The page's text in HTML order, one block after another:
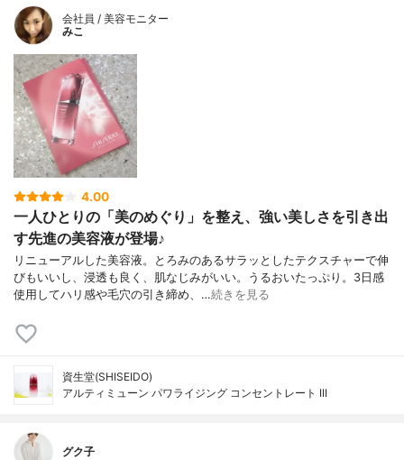
会社員 / 美容モニター
みこ
4.00
一人ひとりの「美のめぐり」を整え、強い美しさを引き出
す先進の美容液が登場♪
リニューアルした美容液。とろみのあるサラッとしたテクスチャーで伸
びもいいし、浸透も良く、肌なじみがいい。うるおいたっぷり。3日感
使用してハリ感や毛穴の引き締め、…続きを見る
資生堂(SHISEIDO)
アルティミューン パワライジング コンセントレート III
グク子